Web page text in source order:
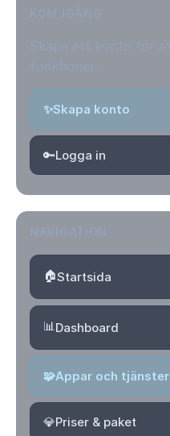
✨Skapa konto
🔑Logga in
🏠Startsida
📊Dashboard
🧩Appar och tjänster
💎Priser & paket